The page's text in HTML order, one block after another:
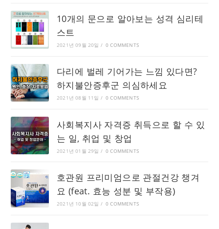
10개의 문으로 알아보는 성격 심리테
스트
2021년 09월 20일 / 0 COMMENTS
다리에 벌레 기어가는 느낌 있다면?
하지불안증후군 의심하세요
2021년 08월 11일 / 0 COMMENTS
사회복지사 자격증 취득으로 할 수 있
는 일, 취업 및 창업
2021년 01월 29일 / 0 COMMENTS
호관원 프리미엄으로 관절건강 챙겨
요 (feat. 효능 성분 및 부작용)
2021년 10월 02일 / 0 COMMENTS